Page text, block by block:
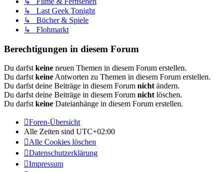
↳ Last Geek Tonight
↳ Bücher & Spiele
↳ Flohmarkt
Berechtigungen in diesem Forum
Du darfst keine neuen Themen in diesem Forum erstellen.
Du darfst keine Antworten zu Themen in diesem Forum erstellen.
Du darfst deine Beiträge in diesem Forum nicht ändern.
Du darfst deine Beiträge in diesem Forum nicht löschen.
Du darfst keine Dateianhänge in diesem Forum erstellen.
Foren-Übersicht
Alle Zeiten sind UTC+02:00
Alle Cookies löschen
Datenschutzerklärung
Impressum